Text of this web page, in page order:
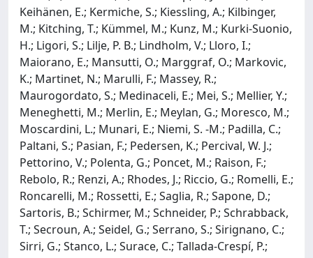
Keihänen, E.; Kermiche, S.; Kiessling, A.; Kilbinger,
M.; Kitching, T.; Kümmel, M.; Kunz, M.; Kurki-Suonio,
H.; Ligori, S.; Lilje, P. B.; Lindholm, V.; Lloro, I.;
Maiorano, E.; Mansutti, O.; Marggraf, O.; Markovic,
K.; Martinet, N.; Marulli, F.; Massey, R.;
Maurogordato, S.; Medinaceli, E.; Mei, S.; Mellier, Y.;
Meneghetti, M.; Merlin, E.; Meylan, G.; Moresco, M.;
Moscardini, L.; Munari, E.; Niemi, S. -M.; Padilla, C.;
Paltani, S.; Pasian, F.; Pedersen, K.; Percival, W. J.;
Pettorino, V.; Polenta, G.; Poncet, M.; Raison, F.;
Rebolo, R.; Renzi, A.; Rhodes, J.; Riccio, G.; Romelli, E.;
Roncarelli, M.; Rossetti, E.; Saglia, R.; Sapone, D.;
Sartoris, B.; Schirmer, M.; Schneider, P.; Schrabback,
T.; Secroun, A.; Seidel, G.; Serrano, S.; Sirignano, C.;
Sirri, G.; Stanco, L.; Surace, C.; Tallada-Crespí, P.;